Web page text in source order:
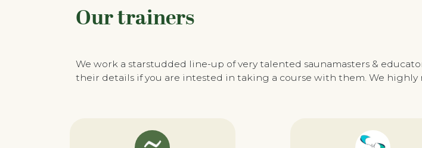
Our trainers
We work a starstudded line-up of very talented saunamasters &
their details if you are intested in taking a course with them. We highly